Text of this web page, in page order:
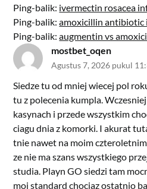
Ping-balik: ivermectin rosacea
Ping-balik:amoxicillin antibiotic
Ping-balik:augmentin vs
mostbet_oqen
Agustus 7, 2026 pukul
Siedze tu od mniej wiecej pol
tu z polecenia kumpla.
kasynach i przede wszystkim
ciagu dnia z komorki. I akurat
tnie nawet na moim
ze nie ma szans wszystkiego
studia. Playn GO siedzi tam
moj standard chociaz ostatnio